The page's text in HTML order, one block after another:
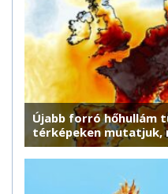
Újabb forró hőhullám
térképeken mutatjuk,